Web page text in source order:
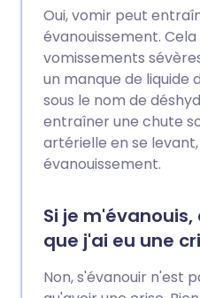
Oui, vomir peut
évanouissement.
vomissements
un manque de liquide
sous le nom de
entraîner une chute
artérielle en se
évanouissement.
Si je
que j'ai eu une
Non, s'évanouir n'est